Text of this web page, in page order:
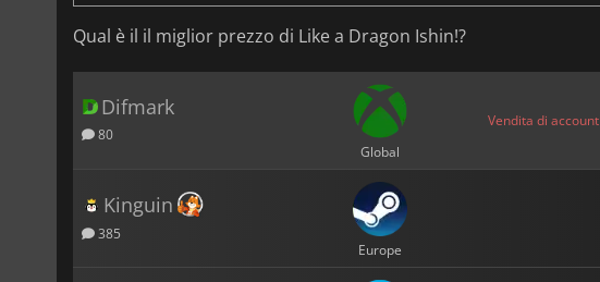
Qual è il il miglior prezzo di Like a Dragon Ishin!?
Difmark
80
Global
Vendita di account
Kinguin
385
Europe